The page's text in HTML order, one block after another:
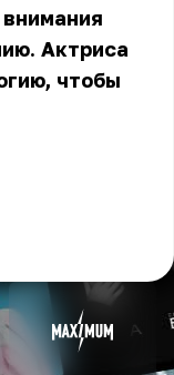
Актриса
чтобы